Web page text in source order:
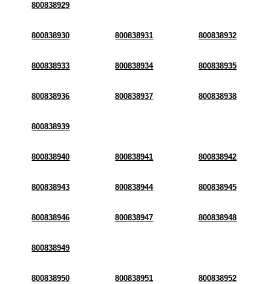
800838929
800838930 800838931 800838932
800838933 800838934 800838935
800838936 800838937 800838938
800838939
800838940 800838941 800838942
800838943 800838944 800838945
800838946 800838947 800838948
800838949
800838950 800838951 800838952